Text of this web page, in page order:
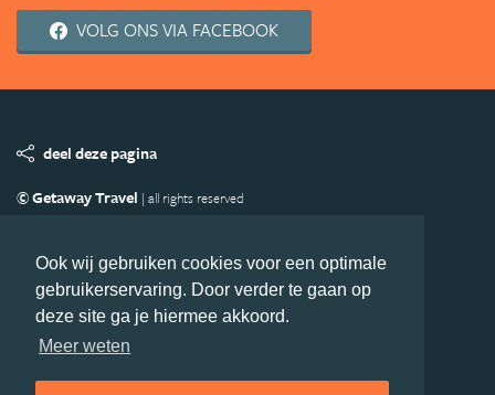
Ook wij gebruiken cookies voor een optimale
gebruikerservaring. Door verder te gaan op
deze site ga je hiermee akkoord.
Meer weten
VOLG ONS VIA FACEBOOK
deel deze pagina
© Getaway Travel | all rights reserved
Copyright
Privacy statement Disclaimer
Cookies
Volg MiddenAmerika.nl
Nieuwsbrief
Facebook